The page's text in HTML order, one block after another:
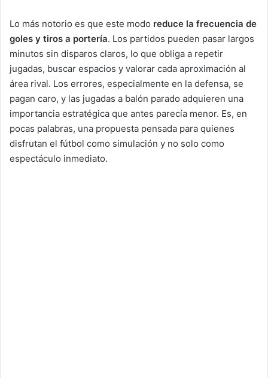
Lo más notorio es que este modo reduce la frecuencia de
goles y tiros a portería. Los partidos pueden pasar largos
minutos sin disparos claros, lo que obliga a repetir
jugadas, buscar espacios y valorar cada aproximación al
área rival. Los errores, especialmente en la defensa, se
pagan caro, y las jugadas a balón parado adquieren una
importancia estratégica que antes parecía menor. Es, en
pocas palabras, una propuesta pensada para quienes
disfrutan el fútbol como simulación y no solo como
espectáculo inmediato.